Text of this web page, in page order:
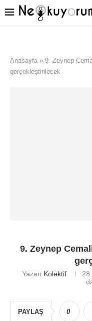
Anasayfa » 9. Zeynep
gerçekleştirilecek
9. Zeynep
Yazan Kolektif 28
PAYLAŞ 0